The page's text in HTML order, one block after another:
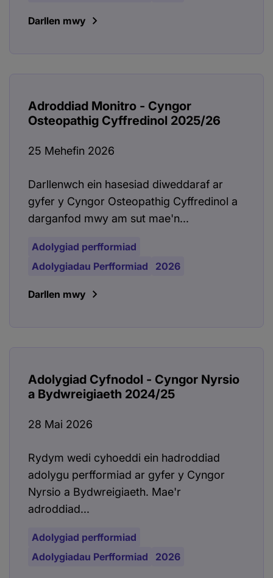
Darllen mwy
Adroddiad Monitro - Cyngor
Osteopathig Cyffredinol 2025/26
25 Mehefin 2026
Darllenwch ein hasesiad diweddaraf ar
gyfer y Cyngor Osteopathig Cyffredinol a
darganfod mwy am sut mae'n...
Adolygiad perfformiad
Adolygiadau Perfformiad
2026
Darllen mwy
Adolygiad Cyfnodol - Cyngor Nyrsio
a Bydwreigiaeth 2024/25
28 Mai 2026
Rydym wedi cyhoeddi ein hadroddiad
adolygu perfformiad ar gyfer y Cyngor
Nyrsio a Bydwreigiaeth. Mae'r
adroddiad...
Adolygiad perfformiad
Adolygiadau Perfformiad
2026